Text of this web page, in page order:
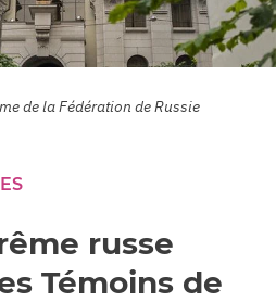
de la Fédération de Russie
russe
Témoins de